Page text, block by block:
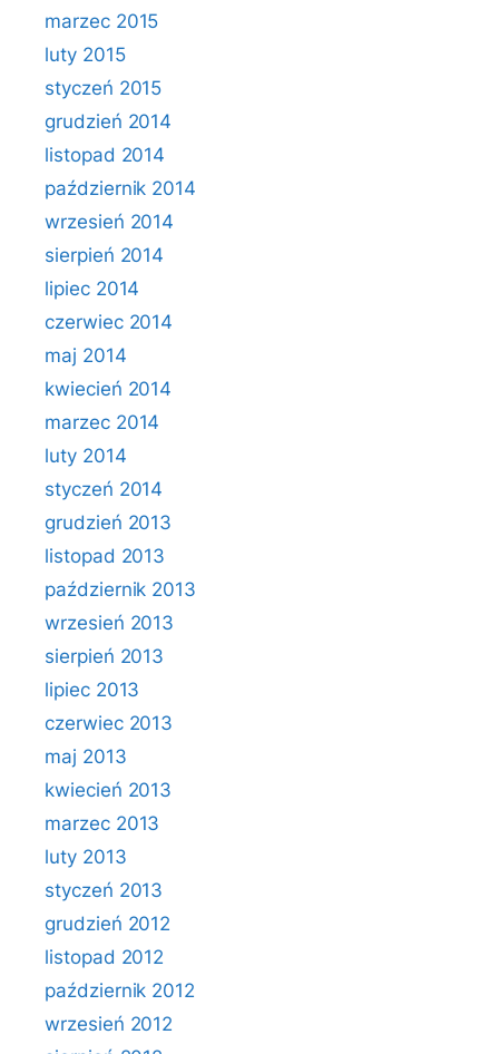
marzec 2015
luty 2015
styczeń 2015
grudzień 2014
listopad 2014
październik 2014
wrzesień 2014
sierpień 2014
lipiec 2014
czerwiec 2014
maj 2014
kwiecień 2014
marzec 2014
luty 2014
styczeń 2014
grudzień 2013
listopad 2013
październik 2013
wrzesień 2013
sierpień 2013
lipiec 2013
czerwiec 2013
maj 2013
kwiecień 2013
marzec 2013
luty 2013
styczeń 2013
grudzień 2012
listopad 2012
październik 2012
wrzesień 2012